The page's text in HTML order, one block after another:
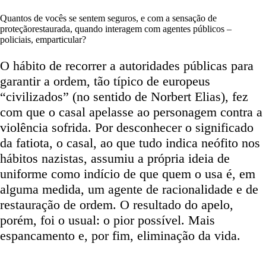
Quantos de vocês se sentem seguros, e com a sensação de
proteçãorestaurada, quando interagem com agentes públicos –
policiais, emparticular?
O hábito de recorrer a autoridades públicas para
garantir a ordem, tão típico de europeus
“civilizados” (no sentido de Norbert Elias), fez
com que o casal apelasse ao personagem contra a
violência sofrida. Por desconhecer o significado
da fatiota, o casal, ao que tudo indica neófito nos
hábitos nazistas, assumiu a própria ideia de
uniforme como indício de que quem o usa é, em
alguma medida, um agente de racionalidade e de
restauração de ordem. O resultado do apelo,
porém, foi o usual: o pior possível. Mais
espancamento e, por fim, eliminação da vida.